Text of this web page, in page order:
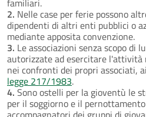
2. Nelle case per ferie possono
dipendenti di altri enti pubblici o
mediante apposita convenzione.
3. Le associazioni senza scopo di
autorizzate ad esercitare
nei confronti dei propri associati,
legge 217/1983.
4. Sono ostelli per la gioventù le
per il soggiorno e il